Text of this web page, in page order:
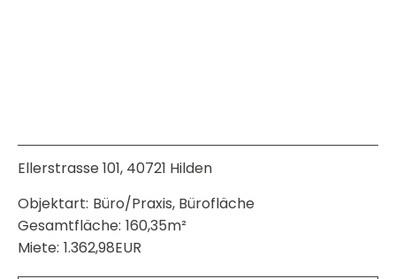
Ellerstrasse 101, 40721 Hilden
Objektart: Büro/Praxis, Bürofläche
Gesamtfläche: 160,35m²
Miete: 1.362,98EUR